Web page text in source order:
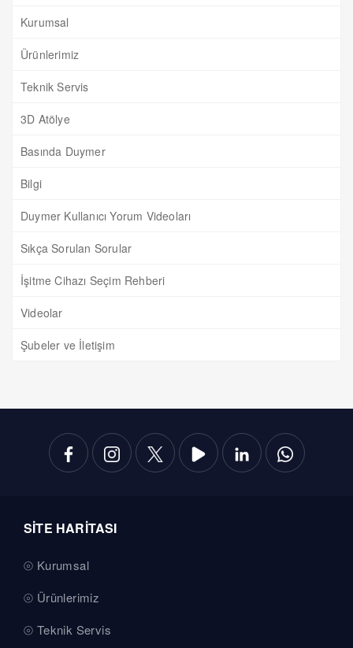
Kurumsal
Ürünlerimiz
Teknik Servis
3D Atölye
Basında Duymer
Bilgi
Duymer Kullanıcı Yorum Videoları
Sıkça Sorulan Sorular
İşitme Cihazı Seçim Rehberi
Videolar
Şubeler ve İletişim
SİTE HARİTASI
Kurumsal
Ürünlerimiz
Teknik Servis